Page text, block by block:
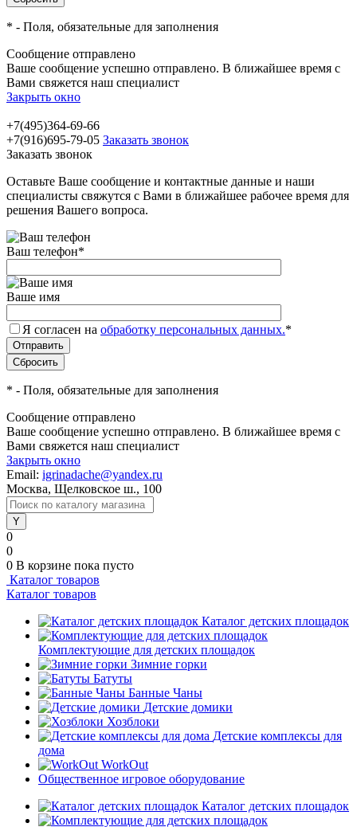
* - Поля, обязательные для заполнения
Сообщение отправлено
Ваше сообщение успешно отправлено. В ближайшее время с
Вами свяжется наш специалист
Закрыть окно
+7(495)364-69-66
+7(916)695-79-05 Заказать звонок
Заказать звонок
Оставьте Ваше сообщение и контактные данные и наши
специалисты свяжутся с Вами в ближайшее рабочее время для
решения Вашего вопроса.
Ваш телефон*
Ваше имя
Я согласен на обработку персональных данных.*
* - Поля, обязательные для заполнения
Сообщение отправлено
Ваше сообщение успешно отправлено. В ближайшее время с
Вами свяжется наш специалист
Закрыть окно
Email: igrinadache@yandex.ru
Москва, Щелковское ш., 100
0
0
0 В корзине пока пусто
Каталог товаров
Каталог товаров
Каталог детских площадок
Комплектующие для детских площадок
Зимние горки
Батуты
Банные Чаны
Детские домики
Хозблоки
Детские комплексы для
дома
WorkOut
Общественное игровое оборудование
Каталог детских площадок